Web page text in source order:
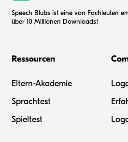
Speech Blubs ist eine von Fachleuten
über 10 Millionen Downloads!
Ressourcen
Eltern-Akademie
Sprachtest
Spieltest